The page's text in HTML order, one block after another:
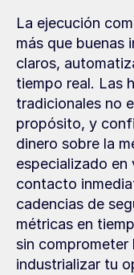
La ejecución
más que buenas
claros,
tiempo real. Las
tradicionales no
propósito, y
dinero sobre la
especializado en
contacto
cadencias de
métricas en
sin comprometer
industrializar tu